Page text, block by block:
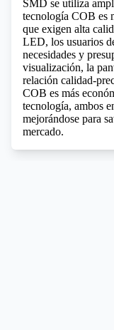
SMD se utiliza
tecnología COB es
que exigen alta
LED, los usuarios
necesidades y
visualización, la
relación calidad-
COB es más
tecnología, ambos
mejorándose para
mercado.